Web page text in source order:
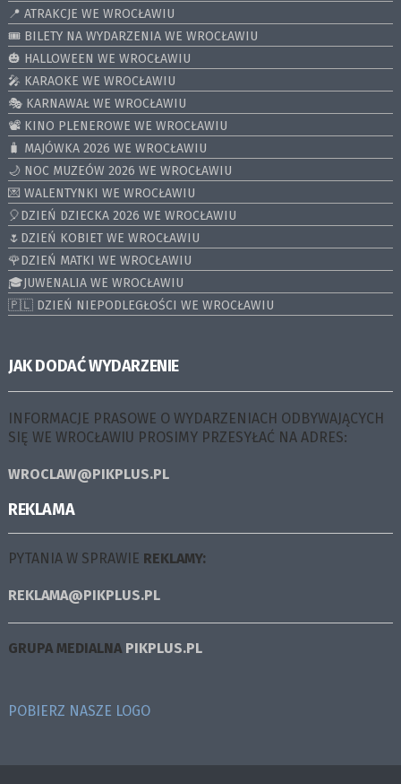
📍 ATRAKCJE WE WROCŁAWIU
🎟️ BILETY NA WYDARZENIA WE WROCŁAWIU
🎃 HALLOWEEN WE WROCŁAWIU
🎤 KARAOKE WE WROCŁAWIU
🎭 KARNAWAŁ WE WROCŁAWIU
📽️ KINO PLENEROWE WE WROCŁAWIU
🧳 MAJÓWKA 2026 WE WROCŁAWIU
🌙 NOC MUZEÓW 2026 WE WROCŁAWIU
💌 WALENTYNKI WE WROCŁAWIU
🎈DZIEŃ DZIECKA 2026 WE WROCŁAWIU
🌷DZIEŃ KOBIET WE WROCŁAWIU
🌹DZIEŃ MATKI WE WROCŁAWIU
🎓JUWENALIA WE WROCŁAWIU
🇵🇱 DZIEŃ NIEPODLEGŁOŚCI WE WROCŁAWIU
JAK DODAĆ WYDARZENIE
INFORMACJE PRASOWE O WYDARZENIACH ODBYWAJĄCYCH
SIĘ WE WROCŁAWIU PROSIMY PRZESYŁAĆ NA ADRES:
WROCLAW@PIKPLUS.PL
REKLAMA
PYTANIA W SPRAWIE REKLAMY:
REKLAMA@PIKPLUS.PL
GRUPA MEDIALNA PIKPLUS.PL
POBIERZ NASZE LOGO